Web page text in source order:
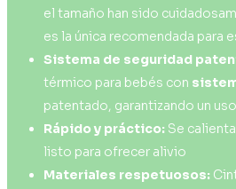
el tamaño han sido
es la única recomendada para
Sistema de seguridad
térmico para bebés con
patentado, garantizando un
Rápido y práctico: Se
listo para ofrecer alivio
Materiales respetuosos: